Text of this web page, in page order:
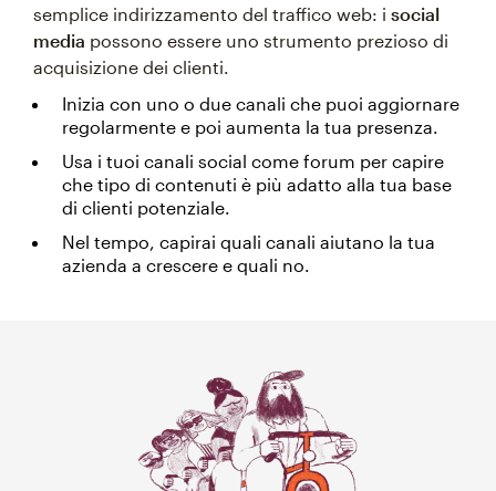
semplice indirizzamento del traffico web: i social
media possono essere uno strumento prezioso di
acquisizione dei clienti.
Inizia con uno o due canali che puoi aggiornare
regolarmente e poi aumenta la tua presenza.
Usa i tuoi canali social come forum per capire
che tipo di contenuti è più adatto alla tua base
di clienti potenziale.
Nel tempo, capirai quali canali aiutano la tua
azienda a crescere e quali no.